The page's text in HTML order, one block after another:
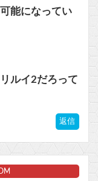
能になってい
ルイ2だろって
返信